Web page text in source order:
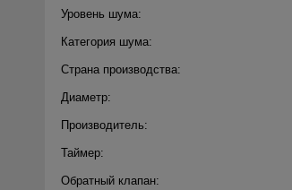
Уровень шума:
Категория шума:
Страна производства:
Диаметр:
Производитель:
Таймер:
Обратный клапан: